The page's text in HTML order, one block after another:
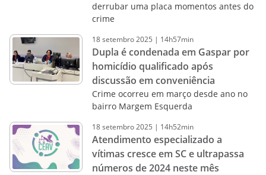
derrubar uma placa momentos antes do
crime
18setembro2025 | 14h57min
Dupla é condenada em Gaspar por
homicídio qualificado após
discussão em conveniência
Crime ocorreu em março desde ano no
bairro Margem Esquerda
18setembro2025 | 14h52min
Atendimento especializado a
vítimas cresce em SC e ultrapassa
números de 2024 neste mês